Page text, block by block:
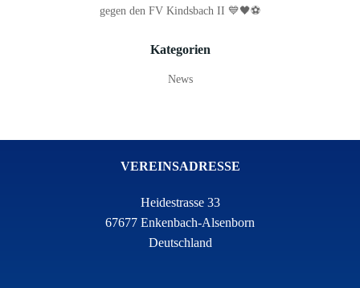
gegen den FV Kindsbach II 💙🖤⚽
Kategorien
News
VEREINSADRESSE
Heidestrasse 33
67677 Enkenbach-Alsenborn
Deutschland